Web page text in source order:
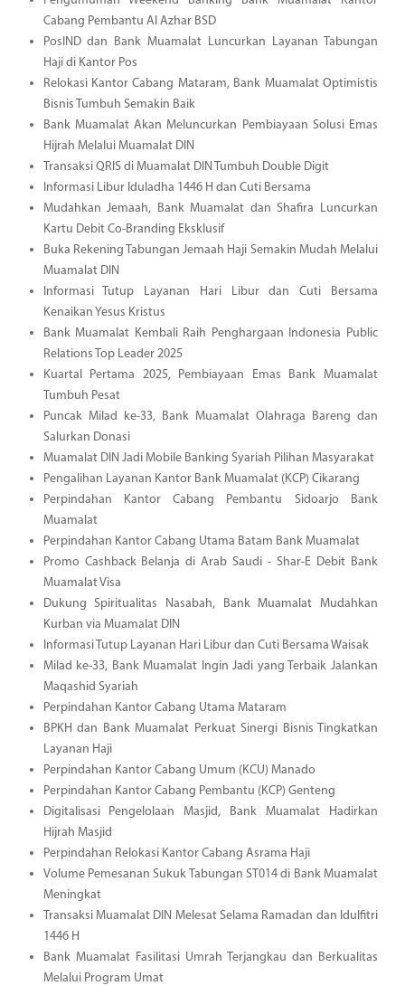
Cabang Pembantu Al Azhar BSD
PosIND dan Bank Muamalat Luncurkan Layanan Tabungan
Haji di Kantor Pos
Relokasi Kantor Cabang Mataram, Bank Muamalat Optimistis
Bisnis Tumbuh Semakin Baik
Bank Muamalat Akan Meluncurkan Pembiayaan Solusi Emas
Hijrah Melalui Muamalat DIN
Transaksi QRIS di Muamalat DIN Tumbuh Double Digit
Informasi Libur Iduladha 1446 H dan Cuti Bersama
Mudahkan Jemaah, Bank Muamalat dan Shafira Luncurkan
Kartu Debit Co-Branding Eksklusif
Buka Rekening Tabungan Jemaah Haji Semakin Mudah Melalui
Muamalat DIN
Informasi Tutup Layanan Hari Libur dan Cuti Bersama
Kenaikan Yesus Kristus
Bank Muamalat Kembali Raih Penghargaan Indonesia Public
Relations Top Leader 2025
Kuartal Pertama 2025, Pembiayaan Emas Bank Muamalat
Tumbuh Pesat
Puncak Milad ke-33, Bank Muamalat Olahraga Bareng dan
Salurkan Donasi
Muamalat DIN Jadi Mobile Banking Syariah Pilihan Masyarakat
Pengalihan Layanan Kantor Bank Muamalat (KCP) Cikarang
Perpindahan Kantor Cabang Pembantu Sidoarjo Bank
Muamalat
Perpindahan Kantor Cabang Utama Batam Bank Muamalat
Promo Cashback Belanja di Arab Saudi - Shar-E Debit Bank
Muamalat Visa
Dukung Spiritualitas Nasabah, Bank Muamalat Mudahkan
Kurban via Muamalat DIN
Informasi Tutup Layanan Hari Libur dan Cuti Bersama Waisak
Milad ke-33, Bank Muamalat Ingin Jadi yang Terbaik Jalankan
Maqashid Syariah
Perpindahan Kantor Cabang Utama Mataram
BPKH dan Bank Muamalat Perkuat Sinergi Bisnis Tingkatkan
Layanan Haji
Perpindahan Kantor Cabang Umum (KCU) Manado
Perpindahan Kantor Cabang Pembantu (KCP) Genteng
Digitalisasi Pengelolaan Masjid, Bank Muamalat Hadirkan
Hijrah Masjid
Perpindahan Relokasi Kantor Cabang Asrama Haji
Volume Pemesanan Sukuk Tabungan ST014 di Bank Muamalat
Meningkat
Transaksi Muamalat DIN Melesat Selama Ramadan dan Idulfitri
1446 H
Bank Muamalat Fasilitasi Umrah Terjangkau dan Berkualitas
Melalui Program Umat